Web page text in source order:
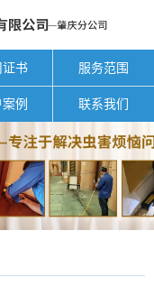
证书 服务范围
例 联系我们